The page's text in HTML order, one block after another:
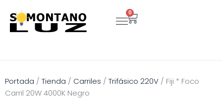
contenido
0
Carrito
Portada / Tienda / Carriles / Trifásico 220V / Fiji * Foco
Carril 20W 4000K Negro